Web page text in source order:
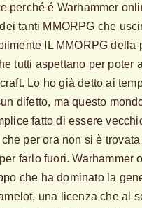
perché é Warhammer
tanti MMORPG che
IL MMORPG della
tutti aspettano per poter
Lo ho già detto ai
difetto, ma questo
fatto di essere
per ora non si è trovata
farlo fuori. Warhammer
che ha dominato la
una licenza che al